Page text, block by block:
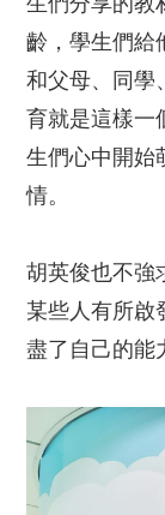
齡，學生們給
和父母、同學
育就是這樣一
生們心中開始
情。
胡英俊也不強
某些人有所啟
盡了自己的能